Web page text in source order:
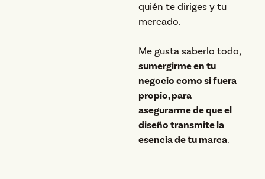
quién te diriges y tu
mercado.
Me gusta saberlo todo,
sumergirme en tu
negocio como si fuera
propio, para
asegurarme de que el
diseño transmite la
esencia de tu marca.